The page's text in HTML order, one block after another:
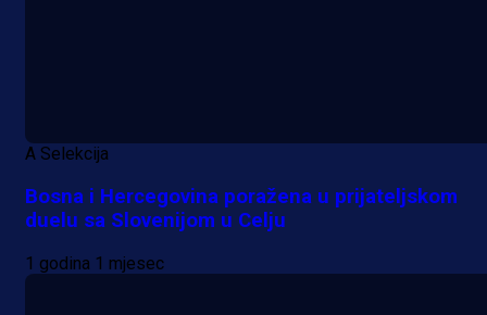
A Selekcija
Bosna i Hercegovina poražena u prijateljskom
duelu sa Slovenijom u Celju
1 godina 1 mjesec